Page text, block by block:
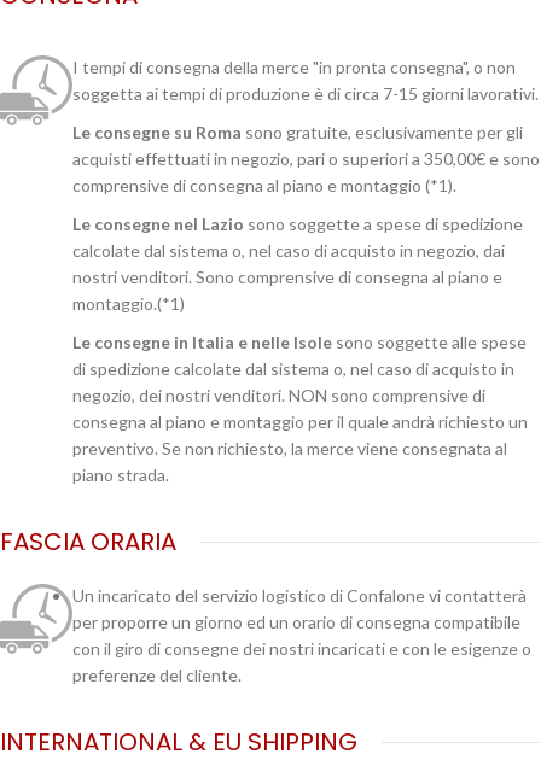
I tempi di consegna della merce "in pronta consegna", o non
soggetta ai tempi di produzione è di circa 7-15 giorni lavorativi.
Le consegne su Roma sono gratuite, esclusivamente per gli
acquisti effettuati in negozio, pari o superiori a 350,00€ e sono
comprensive di consegna al piano e montaggio (*1).
Le consegne nel Lazio sono soggette a spese di spedizione
calcolate dal sistema o, nel caso di acquisto in negozio, dai
nostri venditori. Sono comprensive di consegna al piano e
montaggio.(*1)
Le consegne in Italia e nelle Isole sono soggette alle spese
di spedizione calcolate dal sistema o, nel caso di acquisto in
negozio, dei nostri venditori. NON sono comprensive di
consegna al piano e montaggio per il quale andrà richiesto un
preventivo. Se non richiesto, la merce viene consegnata al
piano strada.
FASCIA ORARIA
Un incaricato del servizio logistico di Confalone vi contatterà
per proporre un giorno ed un orario di consegna compatibile
con il giro di consegne dei nostri incaricati e con le esigenze o
preferenze del cliente.
INTERNATIONAL & EU SHIPPING